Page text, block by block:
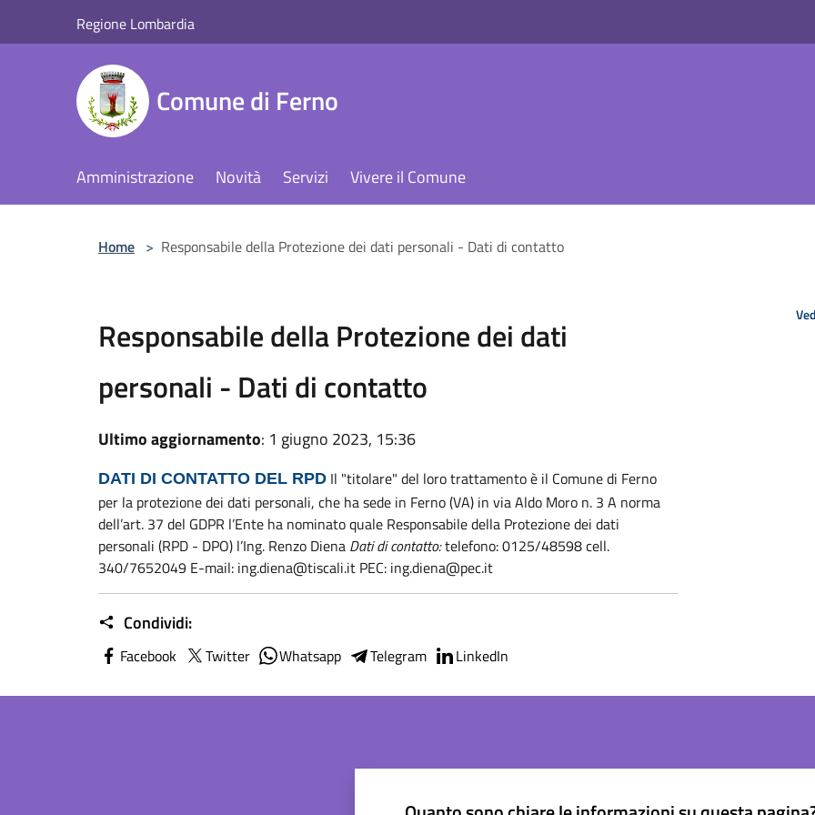
Regione Lombardia
Comune di Ferno
Amministrazione Novità Servizi Vivere il Comune
Home > Responsabile della Protezione dei dati personali - Dati di contatto
Responsabile della Protezione dei dati
personali - Dati di contatto
Ultimo aggiornamento: 1 giugno 2023, 15:36
DATI DI CONTATTO DEL RPD Il "titolare" del loro trattamento è il Comune di Ferno
per la protezione dei dati personali, che ha sede in Ferno (VA) in via Aldo Moro n. 3 A norma
dell’art. 37 del GDPR l’Ente ha nominato quale Responsabile della Protezione dei dati
personali (RPD - DPO) l’Ing. Renzo Diena Dati di contatto:telefono: 0125/48598 cell.
340/7652049 E-mail: ing.diena@tiscali.it PEC: ing.diena@pec.it
Condividi:
Facebook Twitter Whatsapp Telegram LinkedIn